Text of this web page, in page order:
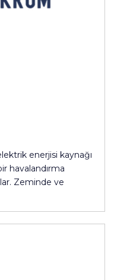
enerjisi kaynağı
havalandırma
Zeminde ve